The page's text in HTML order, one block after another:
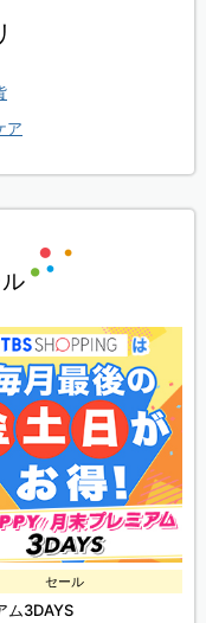
ア
セール
ム3DAYS